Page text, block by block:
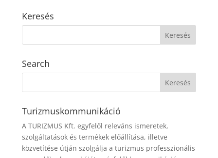
Keresés
Search
Turizmuskommunikáció
A TURIZMUS Kft. egyfelől releváns ismeretek,
szolgáltatások és termékek előállítása, illetve
közvetítése útján szolgálja a turizmus professzionális